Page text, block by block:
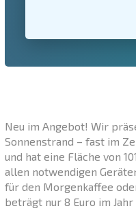
Neu im Angebot! Wir
Sonnenstrand – fast im
und hat eine Fläche von
allen notwendigen
für den Morgenkaffee
beträgt nur 8 Euro im